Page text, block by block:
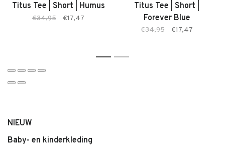
• Comfortabele pasvorm
Titus Tee | Short | Humus
€34,95 €17,47
Titus Tee | Short |
Forever Blue
€34,95 €17,47
1 2
NIEUW
Baby- en kinderkleding